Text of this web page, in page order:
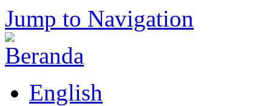
Jump to Navigation
English